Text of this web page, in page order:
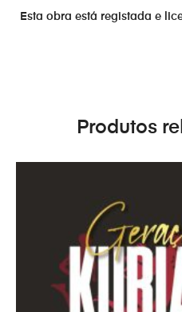
Esta obra está registada e
Produtos